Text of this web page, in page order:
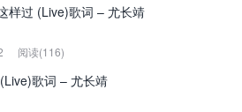
样过 (Live)歌词 – 尤长靖
阅读(116)
歌词 – 尤长靖